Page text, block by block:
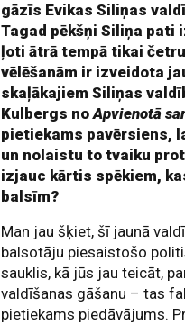
gāzīs Evikas Siliņas
Tagad pēkšņi Siliņa pati
ļoti ātrā tempā tikai
vēlēšanām ir izveidota
skaļākajiem Siliņas
Kulbergs noApvienotā
pietiekams pavērsiens,
un nolaistu to tvaiku
izjauc kārtis spēkiem,
balsīm?
Man jau šķiet, šī jaunā
balsotāju piesaistošo
sauklis, kā jūs jau teicāt,
valdīšanas gāšanu – tas
pietiekams piedāvājums.